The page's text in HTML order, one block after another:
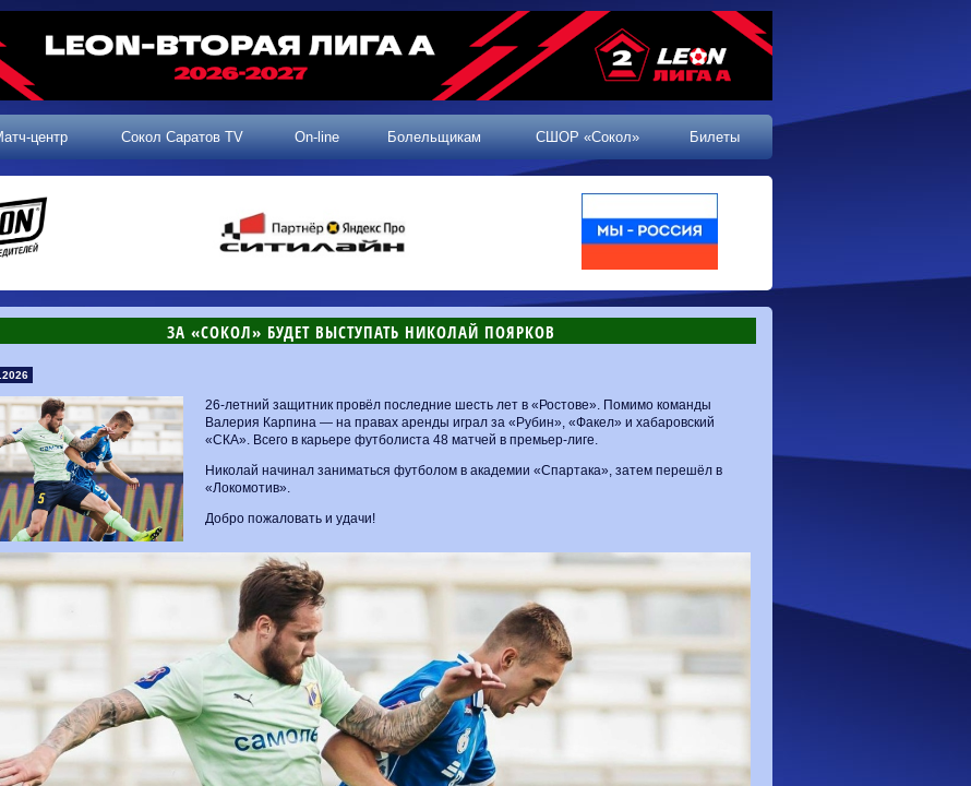
центр Сокол Саратов TV On-line Болельщикам СШОР «Сокол» Билеты
​ЗА «СОКОЛ» БУДЕТ ВЫСТУПАТЬ НИКОЛАЙ ПОЯРКОВ
26-летний защитник провёл последние шесть лет в «Ростове». Помимо команды
Валерия Карпина — на правах аренды играл за «Рубин», «Факел» и хабаровский
«СКА». Всего в карьере футболиста 48 матчей в премьер-лиге.
Николай начинал заниматься футболом в академии «Спартака», затем перешёл в
«Локомотив».
Добро пожаловать и удачи!